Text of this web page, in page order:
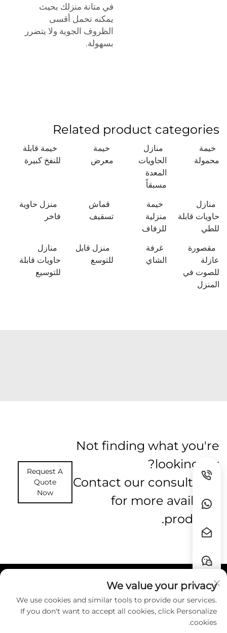
في متانة منزلك بحيث
يمكنه تحمل أقسى
الظروف الجوية ولا يتضرر
بسهولة.
Related product categories
خيمة
محمولة
منازل
الحاويات
المعدة
مسبقاً
خيمة
معرض
خيمة قابلة
للنفخ كبيرة
منازل
حاويات قابلة
للطي
خيمة
منزلية
للزفاف
قماش
تسقيف
منزل حاوية
فاخر
مقصورة
عازلة
للصوت في
المنزل
غرفة
الشاي
منزل قابل
للتوسع
منازل
حاويات قابلة
للتوسيع
Not finding what you're
looking for?
Contact our consultants
for more available
products.
Request A
Quote
Now
روابط سريعة
اتصل بنا
We value your privacy
We use cookies and similar tools to provide our services.
If you don't want to accept all cookies, click Personalize
cookies.